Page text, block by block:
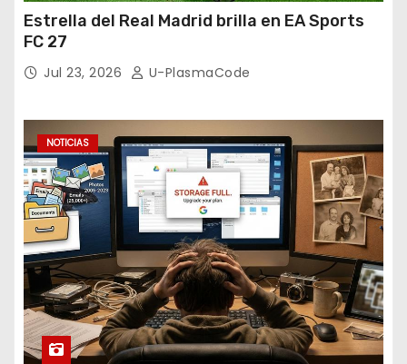
Estrella del Real Madrid brilla en EA Sports
FC 27
Jul 23, 2026 U-PlasmaCode
NOTICIAS